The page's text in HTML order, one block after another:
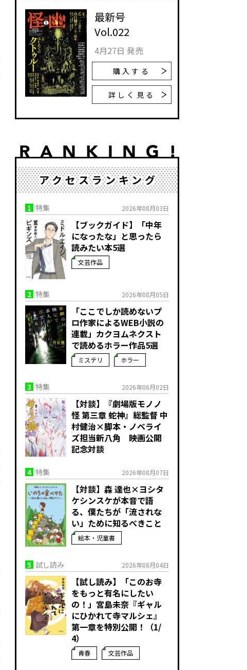
最新号
Vol.022
4月27日 発売
購入する
詳しく見る
アクセスランキング
1 特集 2026年08月03日
【ブックガイド】「中年
になったな」と思ったら
読みたい本5選
文芸作品
2 特集 2026年08月05日
「ここでしか読めないプ
ロ作家によるWEB小説の
連載」――カクヨムネクスト
で読めるホラー作品5選
ミステリ ホラー
3 特集 2026年06月02日
【対談】『劇場版モノノ
怪 第三章 蛇神』総監督 中
村健治×脚本・ノベライ
ズ担当新八角 映画公開
記念対談
4 特集 2026年08月07日
【対談】森 達也×ヨシタ
ケシンスケが本音で語
る、僕たちが「流されな
い」ために知るべきこと
絵本・児童書
5 試し読み 2026年08月04日
【試し読み】「このお寺
をもっと有名にしたい
の！」宮島未奈『ギャル
にひかれて寺マルシェ』
第一章を特別公開！（1/
4）
青春 文芸作品